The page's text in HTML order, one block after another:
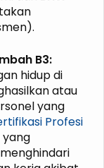
B3:
hidup di
atau
yang
Profesi
yang